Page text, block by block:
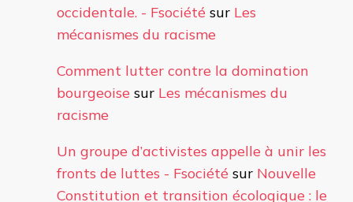
occidentale. - Fsociété sur Les
mécanismes du racisme
Comment lutter contre la domination
bourgeoise sur Les mécanismes du
racisme
Un groupe d’activistes appelle à unir les
fronts de luttes - Fsociété sur Nouvelle
Constitution et transition écologique : le